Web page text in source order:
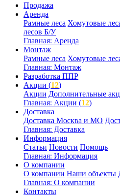
Продажа
Аренда
Рамные леса Хомутовые
лесов Б/У
Главная: Аренда
Монтаж
Рамные леса Хомутовые
Главная: Монтаж
Разработка ППР
Акции (12)
Акции Дополнительные
Главная: Акции (12)
Доставка
Доставка Москва и МО
Главная: Доставка
Информация
Статьи Новости Помощь
Главная: Информация
О компании
О компании Наши объекты
Главная: О компании
Контакты